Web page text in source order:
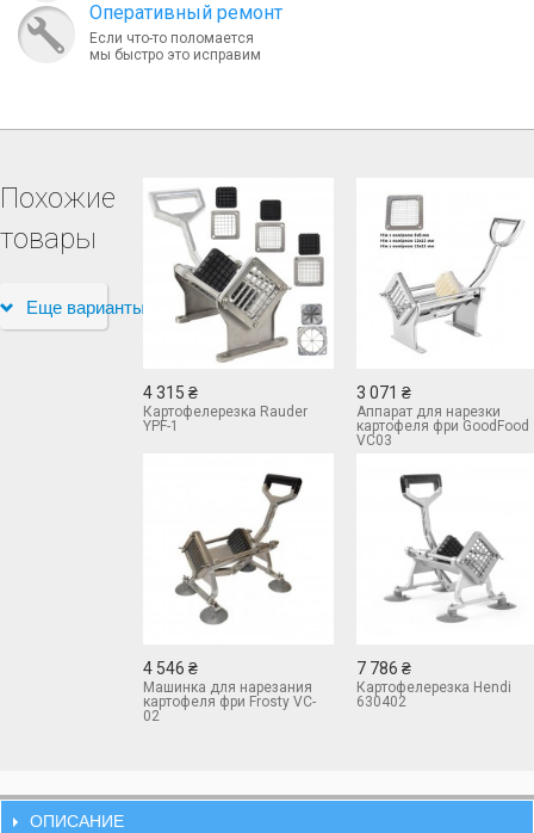
Оперативный ремонт
Если что-то поломается
мы быстро это исправим
Похожие
товары
Еще варианты
4 315 ₴
Картофелерезка Rauder
YPF-1
3 071 ₴
Аппарат для нарезки
картофеля фри GoodFood
VC03
4 546 ₴
Машинка для нарезания
картофеля фри Frosty VC-
02
7 786 ₴
Картофелерезка Hendi
630402
ОПИСАНИЕ